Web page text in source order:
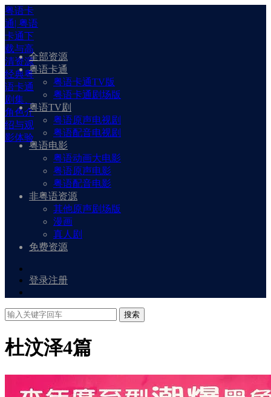
粤语卡
通| 粤语
卡通下
载与高
清资源
经典粤
语卡通
剧集、
角色介
绍与观
影体验
全部资源
粤语卡通
粤语卡通TV版
粤语卡通剧场版
粤语TV剧
粤语原声电视剧
粤语配音电视剧
粤语电影
粤语动画大电影
粤语原声电影
粤语配音电影
非粤语资源
其他原声剧场版
漫画
真人剧
免费资源
登录注册
搜索
杜汶泽4篇